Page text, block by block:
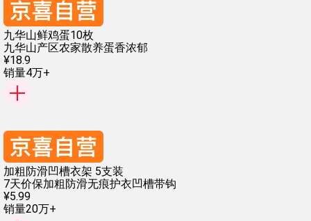
九华山鲜鸡蛋10枚
九华山产区农家散养蛋香浓郁
¥18.9
销量4万+
加粗防滑凹槽衣架 5支装
7天价保加粗防滑无痕护衣凹槽带钩
¥5.99
销量20万+